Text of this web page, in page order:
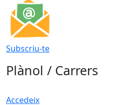
Subscriu-te
Plànol / Carrers
Accedeix